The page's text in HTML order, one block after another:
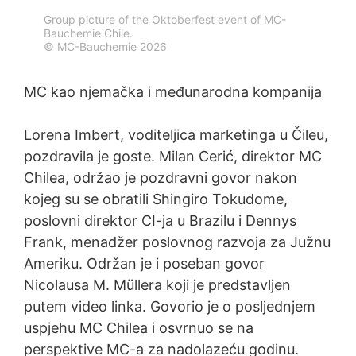
Group picture of the Oktoberfest event of MC-
Bauchemie Chile.
© MC-Bauchemie 2026
MC kao njemačka i međunarodna kompanija
Lorena Imbert, voditeljica marketinga u Čileu,
pozdravila je goste. Milan Cerić, direktor MC
Chilea, održao je pozdravni govor nakon
kojeg su se obratili Shingiro Tokudome,
poslovni direktor CI-ja u Brazilu i Dennys
Frank, menadžer poslovnog razvoja za Južnu
Ameriku. Održan je i poseban govor
Nicolausa M. Müllera koji je predstavljen
putem video linka. Govorio je o posljednjem
uspjehu MC Chilea i osvrnuo se na
perspektive MC-a za nadolazeću godinu.
koje generišu kolačići o vašem korišćenju web sajta
(uključujući vašu IP adresu) proslijeđuju Google-u, kao i
obradu tih podataka od strane Google-a, tako što ćete
Možete da spriječite prikupljanje podataka od strane
Google analitike klikom na sledeći link. Kolačić za opciju
odustajanja će biti podešen da spriječi prikupljanje vaših
podataka pri budućim posjetama ovom web sajtu:
Za više informacija o tome kako Google analitika
upravlja korisničkim podacima, pogledajte Google
politiku privatnosti:
Spoljna obrada podataka
Sklopili smo ugovor sa Google za autsorsovanje obrade
naših podataka i u potpunosti implementiramo stroge
zahtjeve njemačkih vlasti za zaštitu podataka kada
koristimo Google Analytics.